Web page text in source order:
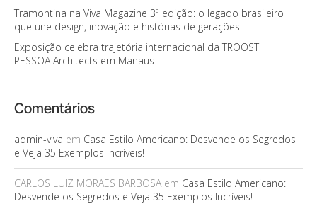
Tramontina na Viva Magazine 3ª edição: o legado brasileiro
que une design, inovação e histórias de gerações
Exposição celebra trajetória internacional da TROOST +
PESSOA Architects em Manaus
Comentários
admin-viva em Casa Estilo Americano: Desvende os Segredos
e Veja 35 Exemplos Incríveis!
CARLOS LUIZ MORAES BARBOSA em Casa Estilo Americano:
Desvende os Segredos e Veja 35 Exemplos Incríveis!